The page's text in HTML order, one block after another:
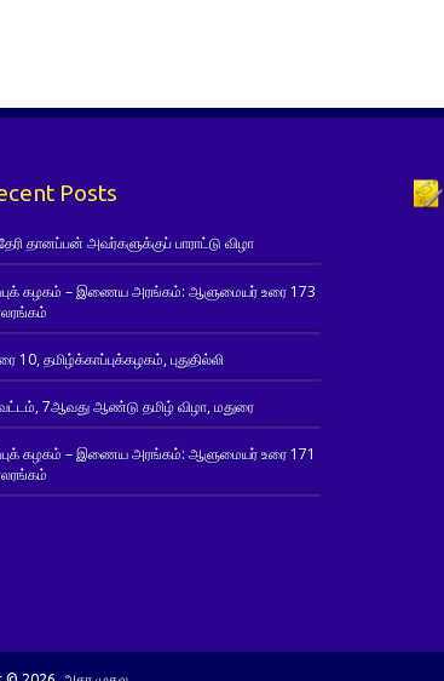
Posts
தானப்பன் அவர்களுக்குப் பாராட்டு விழா
கழகம் – இணைய அரங்கம்: ஆளுமையர் உரை 173
தமிழ்க்காப்புக்கழகம், புதுதில்லி
வட்டம், 7ஆவது ஆண்டு தமிழ் விழா, மதுரை
கழகம் – இணைய அரங்கம்: ஆளுமையர் உரை 171